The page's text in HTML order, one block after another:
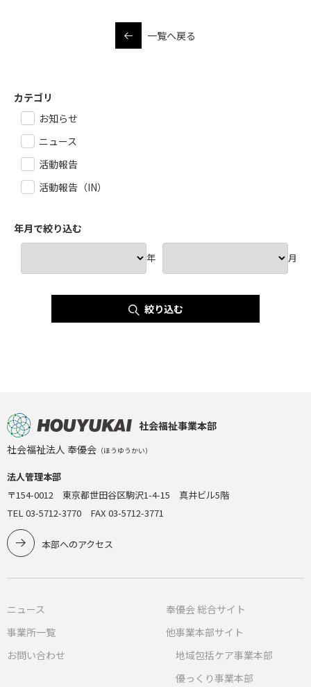
一覧へ戻る
カテゴリ
お知らせ
ニュース
活動報告
活動報告（IN）
年月で絞り込む
年 月
絞り込む
社会福祉事業本部
社会福祉法人 奉優会 （ほうゆうかい）
法人管理本部
〒154-0012 東京都世田谷区駒沢1-4-15 真井ビル5階
TEL 03-5712-3770 FAX 03-5712-3771
本部へのアクセス
ニュース
事業所一覧
お問い合わせ
奉優会 総合サイト
他事業本部サイト
地域包括ケア事業本部
優っくり事業本部